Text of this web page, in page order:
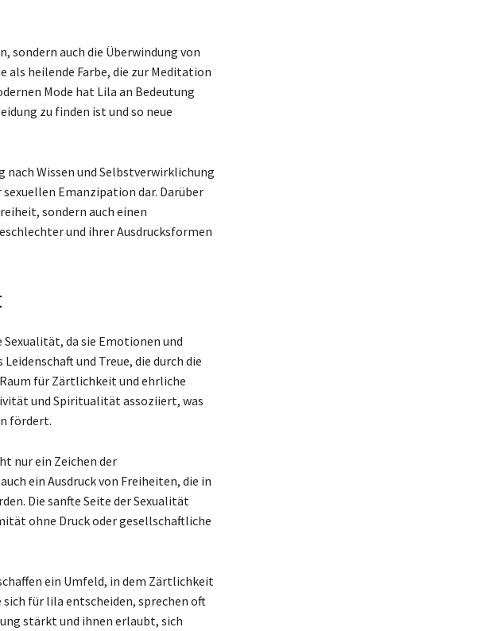
sondern auch die Überwindung von
heilende Farbe, die zur Meditation
Mode hat Lila an Bedeutung
zu finden ist und so neue
Wissen und Selbstverwirklichung
Emanzipation dar. Darüber
sondern auch einen
und ihrer Ausdrucksformen
da sie Emotionen und
und Treue, die durch die
für Zärtlichkeit und ehrliche
und Spiritualität assoziiert, was
fördert.
nur ein Zeichen der
ein Ausdruck von Freiheiten, die in
Die sanfte Seite der Sexualität
ohne Druck oder gesellschaftliche
ein Umfeld, in dem Zärtlichkeit
für lila entscheiden, sprechen oft
stärkt und ihnen erlaubt, sich